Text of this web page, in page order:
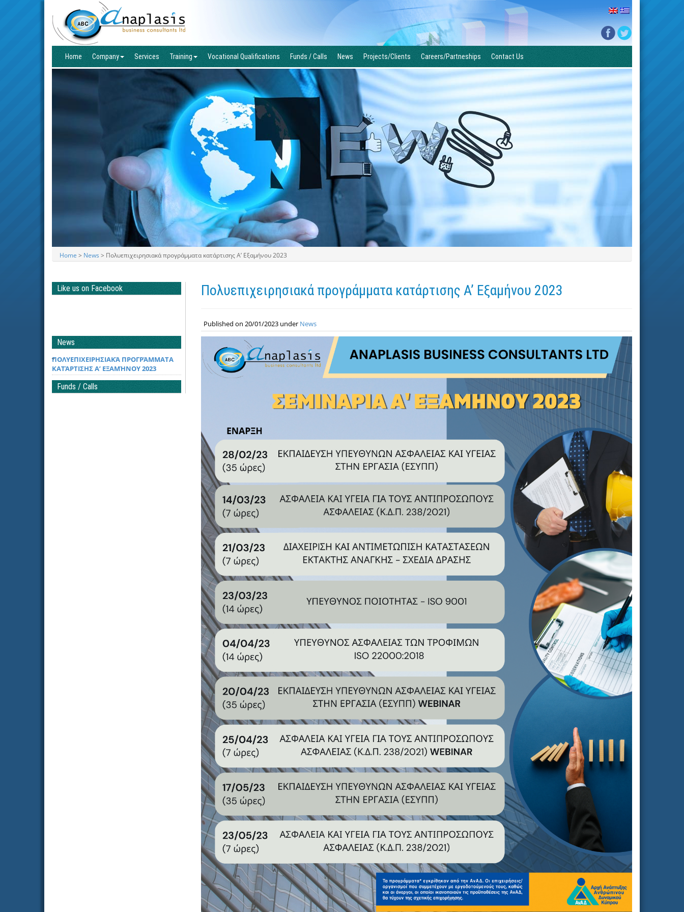
Home Company Services Training Vocational Qualifications Funds / Calls News Projects/Clients Careers/Partneships Contact Us
Home > News > Πολυεπιχειρησιακά προγράμματα κατάρτισης Α’ Εξαμήνου 2023
Like us on Facebook
News
ΠΟΛΥΕΠΙΧΕΙΡΗΣΙΑΚΆ ΠΡΟΓΡΆΜΜΑΤΑ
ΚΑΤΆΡΤΙΣΗΣ Α’ ΕΞΑΜΉΝΟΥ 2023
Funds / Calls
Πολυεπιχειρησιακά προγράμματα κατάρτισης Α’ Εξαμήνου 2023
Published on 20/01/2023 under News